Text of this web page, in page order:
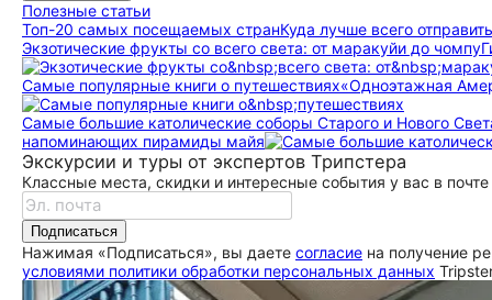
Полезные статьи
Топ-20 самых посещаемых странКуда лучше всего
Экзотические фрукты со всего света: от маракуйи до чомпу
Самые популярные книги о путешествиях«Одноэтажная
Самые большие католические соборы Старого и Нового
напоминающих пирамиды майя
Экскурсии и туры от экспертов Трипстера
Классные места, скидки и интересные события у вас в почте
Подписаться
Нажимая «Подписаться», вы даете согласие на получение
условиями политики обработки персональных данных